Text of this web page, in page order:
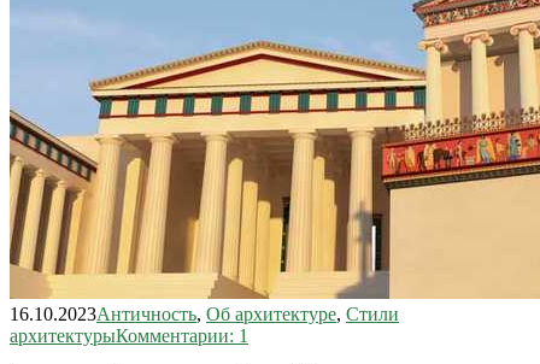
16.10.2023Античность, Об архитектуре, Стили
архитектурыКомментарии: 1